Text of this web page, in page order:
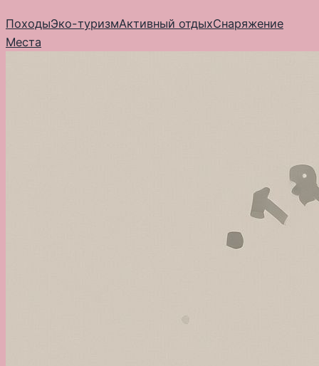
к
содержимому
ПоходыЭко-туризмАктивный отдыхСнаряжение
Места